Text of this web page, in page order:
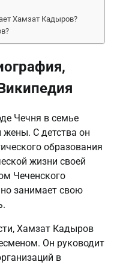
Хамзат Кадыров?
Чечня в семье
С детства он
образования
жизни своей
Чеченского
занимает свою
Хамзат Кадыров
Он руководит
в